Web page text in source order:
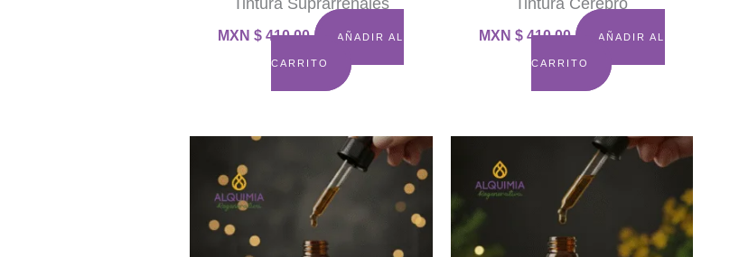
Tintura Suprarrenales
MXN $ 410.00 AÑADIR AL
CARRITO
Tintura Cerebro
MXN $410.00 AÑADIR AL
CARRITO